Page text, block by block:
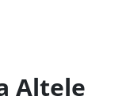
Altele